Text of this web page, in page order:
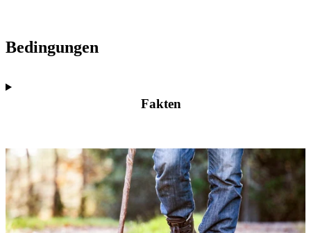
Bedingungen
Fakten
Bildergalerie